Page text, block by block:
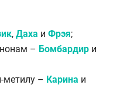
, Даха и Фрэя;
– Бомбардир и
метилу – Карина и